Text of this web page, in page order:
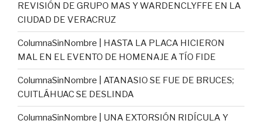
REVISIÓN DE GRUPO MAS Y WARDENCLYFFE EN LA
CIUDAD DE VERACRUZ
ColumnaSinNombre | HASTA LA PLACA HICIERON
MAL EN EL EVENTO DE HOMENAJE A TÍO FIDE
ColumnaSinNombre | ATANASIO SE FUE DE BRUCES;
CUITLÁHUAC SE DESLINDA
ColumnaSinNombre | UNA EXTORSIÓN RIDÍCULA Y